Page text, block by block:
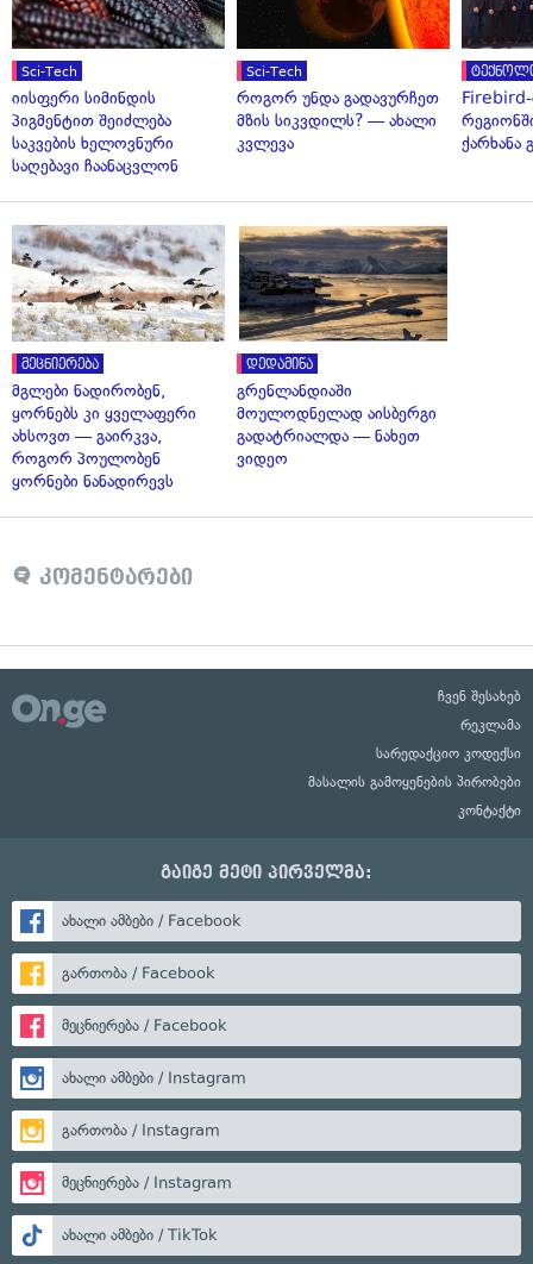
Sci-Tech
იისფერი სიმინდის
პიგმენტით შეიძლება
საკვების ხელოვნური
საღებავი ჩაანაცვლონ
Sci-Tech
როგორ უნდა გადავურჩეთ
მზის სიკვდილს? — ახალი
კვლევა
Firebird-
ქარხანა
მეცნიერება
მგლები ნადირობენ,
ყორნებს კი ყველაფერი
ახსოვთ — გაირკვა,
როგორ პოულობენ
ყორნები ნანადირევს
დედამიწა
გრენლანდიაში
მოულოდნელად აისბერგი
გადატრიალდა — ნახეთ
ვიდეო
კომენტარები
ჩვენ შესახებ
რეკლამა
სარედაქციო კოდექსი
მასალის გამოყენების პირობები
კონტაქტი
გაიგე მეტი პირველმა:
ახალი ამბები / Facebook
გართობა / Facebook
მეცნიერება / Facebook
ახალი ამბები / Instagram
გართობა / Instagram
მეცნიერება / Instagram
ახალი ამბები / TikTok